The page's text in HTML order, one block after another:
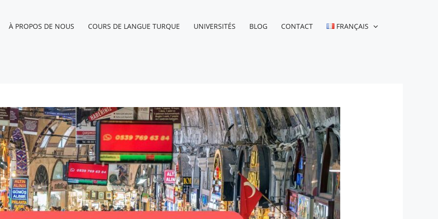
À PROPOS DE NOUS COURS DE LANGUE TURQUE UNIVERSITÉS BLOG CONTACT FRANÇAIS